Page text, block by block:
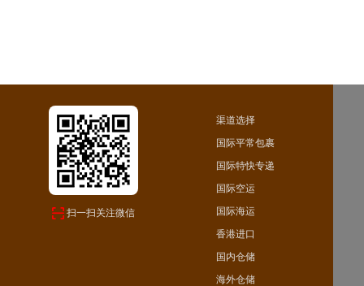
扫一扫关注微信
渠道选择
国际平常包裹
国际特快专递
国际空运
国际海运
香港进口
国内仓储
海外仓储